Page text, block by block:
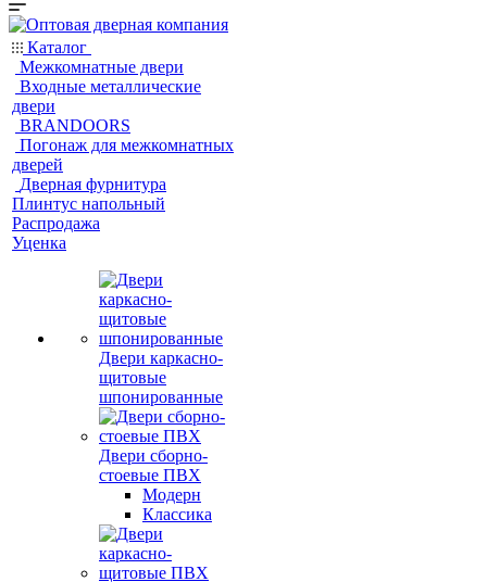
Каталог
Межкомнатные двери
Входные металлические
двери
BRANDOORS
Погонаж для межкомнатных
дверей
Дверная фурнитура
Плинтус напольный
Распродажа
Уценка
Двери каркасно-
щитовые
шпонированные
Двери сборно-
стоевые ПВХ
Модерн
Классика